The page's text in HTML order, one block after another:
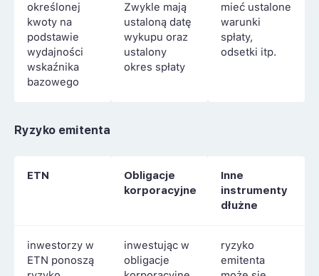
określonej
kwoty na
podstawie
wydajności
wskaźnika
bazowego
Zwykle mają
ustaloną datę
wykupu oraz
ustalony
okres spłaty
mieć ustalone
warunki
spłaty,
odsetki itp.
Ryzyko emitenta
ETN
Obligacje
korporacyjne
Inne
instrumenty
dłużne
inwestorzy w
ETN ponoszą
inwestując w
obligacje
ryzyko
emitenta